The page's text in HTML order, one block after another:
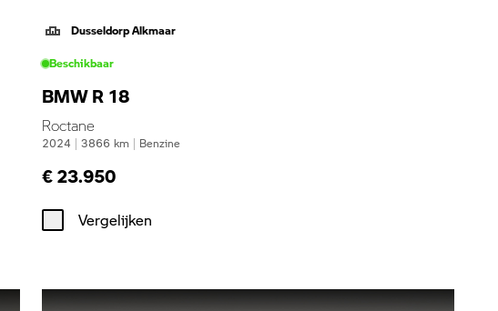
Dusseldorp Alkmaar
Beschikbaar
BMW R 18
Roctane
2024 | 3866 km | Benzine
€ 23.950
Vergelijken